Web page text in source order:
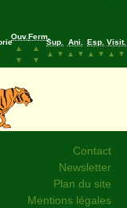
Ouv.
▲
▼
Ferm.
▲
▼
Sup.
▲
▼
Ani.
▲
▼
Esp.
▲
▼
Visit.
▲
▼
Contact
Newsletter
Plan du site
Mentions légales